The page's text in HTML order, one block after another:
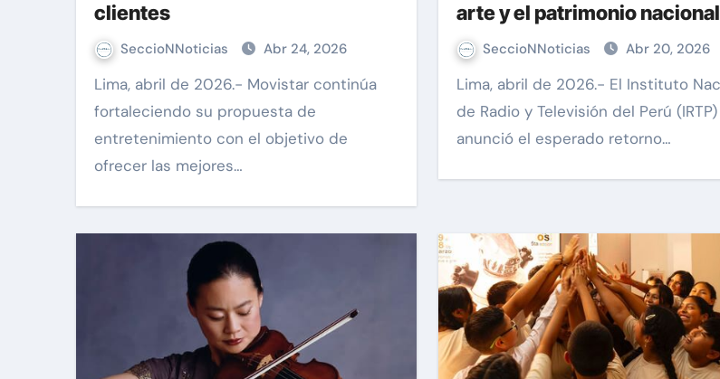
clientes
SeccioNNoticias Abr 24, 2026
Lima, abril de 2026.- Movistar continúa
fortaleciendo su propuesta de
entretenimiento con el objetivo de
ofrecer las mejores…
arte y el patrimonio nacional
SeccioNNoticias Abr 20, 2026
Lima, abril de 2026.- El Instituto Nacional
de Radio y Televisión del Perú (IRTP)
anunció el esperado retorno…